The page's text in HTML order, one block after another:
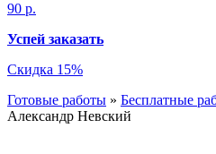
90 р.
Успей заказать
Скидка 15%
Готовые работы » Бесплатные
Александр Невский